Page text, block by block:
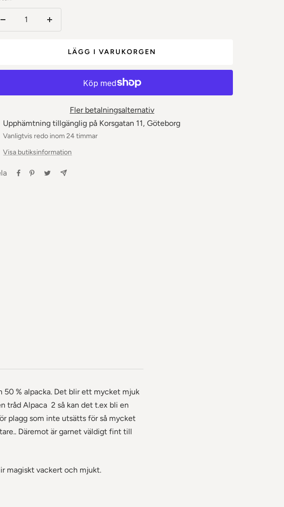
LÄGG I VARUKORGEN
Fler betalningsalternativ
Upphämtning tillgänglig på Korsgatan 11, Göteborg
Vanligtvis redo inom 24 timmar
Visa butiksinformation
50 % alpacka. Det blir ett mycket mjuk
tråd Alpaca 2 så kan det t.ex bli en
plagg som inte utsätts för så mycket
Däremot är garnet väldigt fint till
magiskt vackert och mjukt.